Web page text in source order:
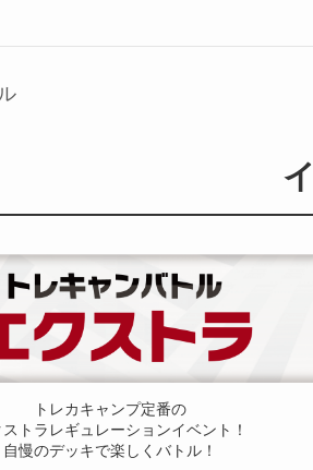
トレカキャンプ定番の
ストラレギュレーションイベント！
自慢のデッキで楽しくバトル！